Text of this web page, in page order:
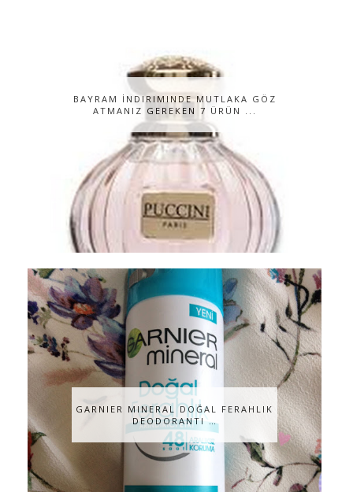
BAYRAM İNDIRIMINDE MUTLAKA GÖZ
ATMANIZ GEREKEN 7 ÜRÜN ...
GARNIER MINERAL DOĞAL FERAHLIK
DEODORANTI …